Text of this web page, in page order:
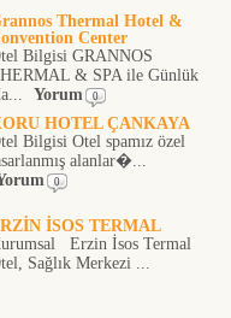
Thermal Hotel &
Center
Bilgisi GRANNOS
& SPA ile Günlük
Yorum 0
HOTEL ÇANKAYA
Bilgisi Otel spamız özel
alanlar�...
0
İSOS TERMAL
Erzin İsos Termal
Sağlık Merkezi ...